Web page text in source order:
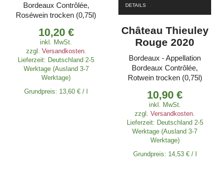
Bordeaux Contrôlée,
Roséwein trocken (0,75l)
10,20 €
inkl. MwSt.
zzgl. Versandkosten.
Lieferzeit: Deutschland 2-5
Werktage (Ausland 3-7
Werktage)
Grundpreis: 13,60€ /l
DETAILS
Château Thieuley
Rouge 2020
Bordeaux - Appellation
Bordeaux Contrôlée,
Rotwein trocken (0,75l)
10,90€
inkl. MwSt.
zzgl.Versandkosten
Lieferzeit: Deutschland 2-5
Werktage (Ausland 3-7
Werktage)
Grundpreis: 14,53 €/ l